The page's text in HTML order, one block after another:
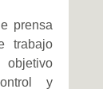
prensa
trabajo
y